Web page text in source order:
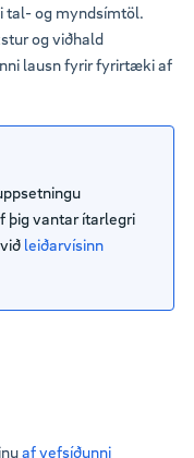
tal- og myndsímtöl.
og viðhald
lausn fyrir fyrirtæki af
þig vantar ítarlegri
leiðarvísinn
af vefsíðunni